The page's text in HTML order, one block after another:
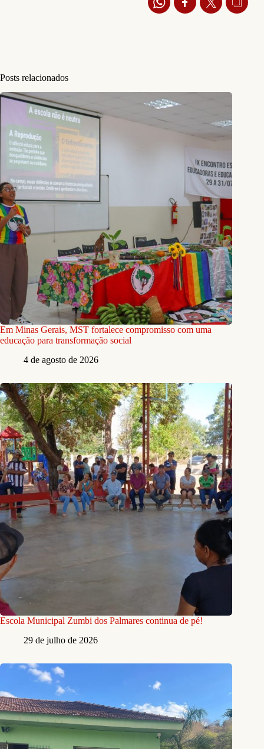
Posts relacionados
Em Minas Gerais, MST fortalece compromisso com uma
educação para transformação social
4 de agosto de 2026
Escola Municipal Zumbi dos Palmares continua de pé!
29 de julho de 2026